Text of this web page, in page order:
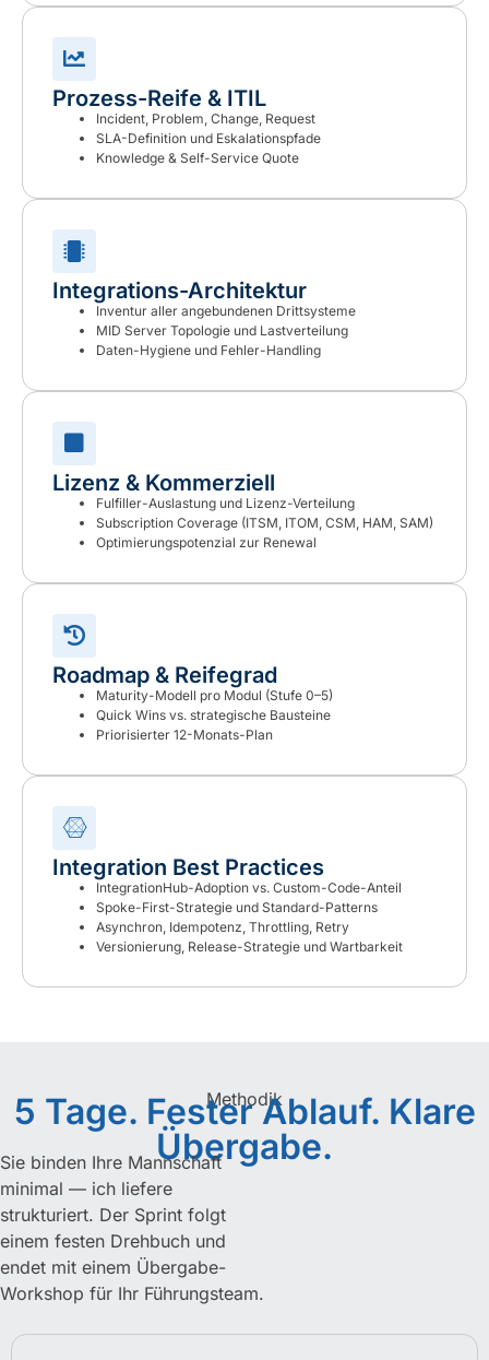
Prozess-Reife & ITIL
Incident, Problem, Change, Request
SLA-Definition und Eskalationspfade
Knowledge & Self-Service Quote
Integrations-Architektur
Inventur aller angebundenen Drittsysteme
MID Server Topologie und Lastverteilung
Daten-Hygiene und Fehler-Handling
Lizenz & Kommerziell
Fulfiller-Auslastung und Lizenz-Verteilung
Subscription Coverage (ITSM, ITOM, CSM, HAM, SAM)
Optimierungspotenzial zur Renewal
Roadmap & Reifegrad
Maturity-Modell pro Modul (Stufe 0–5)
Quick Wins vs. strategische Bausteine
Priorisierter 12-Monats-Plan
Integration Best Practices
IntegrationHub-Adoption vs. Custom-Code-Anteil
Spoke-First-Strategie und Standard-Patterns
Asynchron, Idempotenz, Throttling, Retry
Versionierung, Release-Strategie und Wartbarkeit
Methodik
5 Tage. Fester Ablauf. Klare
Übergabe.
Sie binden Ihre Mannschaft
minimal — ich liefere
strukturiert. Der Sprint folgt
einem festen Drehbuch und
endet mit einem Übergabe-
Workshop für Ihr Führungsteam.